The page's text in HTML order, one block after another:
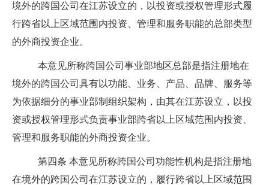
境外的跨国公司在江苏设立的，以投资或授权管理形式履
行跨省以上区域范围内投资、管理和服务职能的总部类型
的外商投资企业。
本意见所称跨国公司事业部地区总部是指注册地在
境外的跨国公司具有以功能、业务、产品、品牌、服务等
为依据细分的事业部制组织架构，由其在江苏设立，以投
资或授权管理形式负责事业部跨省以上区域范围内投资、
管理和服务职能的外商投资企业。
第四条 本意见所称跨国公司功能性机构是指注册地
在境外的跨国公司在江苏设立的，履行跨省以上区域范围